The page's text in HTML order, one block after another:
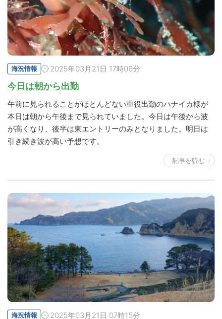
海況情報 2025年03月21日 17時06分
今日は朝から出勤
午前に見られることがほとんどない重役出勤のハナイカ様が
本日は朝から午後まで見られていました。今日は午後から波
が高くなり、後半は東エントリーのみとなりました。明日は
引き続き波が高い予想です。
記事を読む
海況情報 2025年03月21日 07時15分